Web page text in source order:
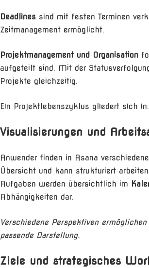
Deadlines sind mit festen Terminen
Zeitmanagement ermöglicht.
Projektmanagement und Organisation
aufgeteilt sind. Mit der
Projekte gleichzeitig.
Ein Projektlebenszyklus gliedert sich in:
Visualisierungen und
Anwender finden in Asana
Übersicht und kann strukturiert
Aufgaben werden übersichtlich im
Abhängigkeiten dar.
Verschiedene Perspektiven
passende Darstellung.
Ziele und strategisches